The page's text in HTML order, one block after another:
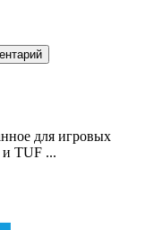
для игровых
и TUF ...